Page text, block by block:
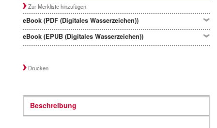
Zur Merkliste hinzufügen
eBook (PDF (Digitales Wasserzeichen))
eBook (EPUB (Digitales Wasserzeichen))
Drucken
Beschreibung